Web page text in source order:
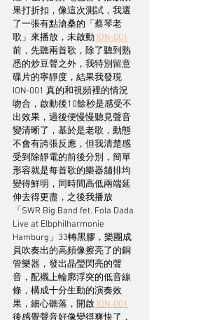
果打折扣，像這次測試，我選
了一張有點滄桑的「蔡琴老
歌」來播放，未啟動 ION-001
前，先聽兩首歌，除了聽到熟
悉的炒豆聲之外，我特別留意
碟片的寧靜度，結果我發現
ION-001 真的和視頻裡的情況
吻合，啟動後10餘秒是感受不
出效果，過後便慢慢聽見聲音
變清晰了，基於是老歌，動態
不會有誇張反應，但我清楚感
受到除靜電的前後分別，簡單
形容就是每首歌的樂器舖排均
變得鮮明，同時間高低兩端延
伸去得更盡，之後我播放
「SWR Big Band fet. Fola Dada
Live at Elbphilharmonie
Hamburg」33轉黑膠，樂團成
員吹奏出的高頻像擦亮了的銅
管樂器，發出晶瑩閃亮的聲
音，配襯上輪廓浮突的低音線
條，構成十分生動的演奏效
果，細心聽落，開啟 ION-001
後感覺聲音好像變得爽快了，